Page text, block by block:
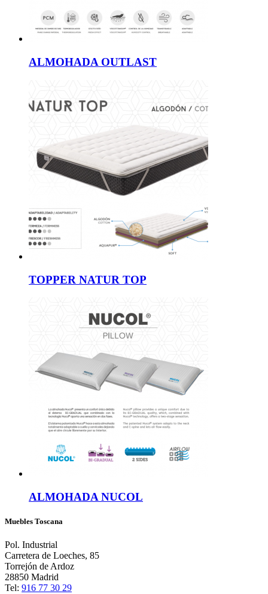
ALMOHADA OUTLAST
TOPPER NATUR TOP
ALMOHADA NUCOL
Muebles Toscana
Pol. Industrial
Carretera de Loeches, 85
Torrejón de Ardoz
28850 Madrid
Tel: 916 77 30 29